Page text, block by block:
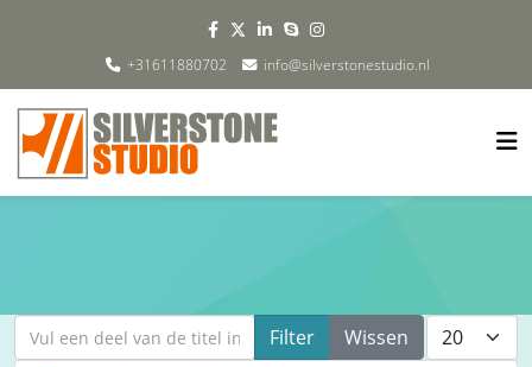
+31611880702 info@silverstonestudio.nl
Vul een deel van de titel in Filter Wissen Toon #